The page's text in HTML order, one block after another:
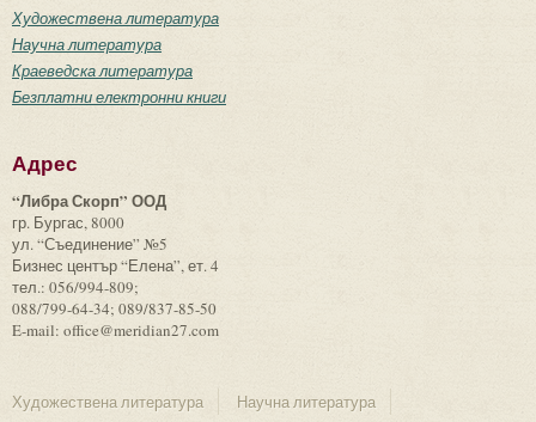
Художествена литература
Научна литература
Краеведска литература
Безплатни електронни книги
Адрес
“Либра Скорп” ООД
гр. Бургас, 8000
ул. “Съединение” №5
Бизнес център “Елена”, ет. 4
тел.: 056/994-809;
088/799-64-34; 089/837-85-50
E-mail: office@meridian27.com
Художествена литература Научна литература